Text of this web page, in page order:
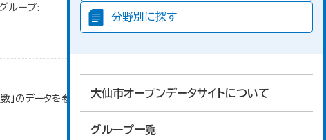
分野別に探す
大仙市オープンデータサイトについて
グループ一覧
グループ:
のデータを参照しています。